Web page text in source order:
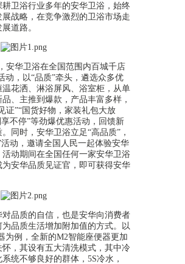
卫浴行业多年的安华卫浴，始终
战略，在竞争激烈的卫浴市场走
道路。
华卫浴在全国范围内百城千店
动，以“品质”牵头，遴选众多优
花洒、淋浴屏风、浴室柜，从单
、主推到爆款，产品丰富多样，
证”“国货好物，家装礼包大放
不停”等劲爆优惠活动，回馈新
同时，安华卫浴立足“高品质”，
动，邀请全国人民一起体验安华
动期间在全国任何一家安华卫浴
安华品质见证官，即可获得安华
品质的自信，也是安华向消费者
品质生活增加附加值的方式。以
为例，全新的M2智能座便器更加
，其设有五大清洗模式，其中冷
统不够良好的群体，5S冷水，